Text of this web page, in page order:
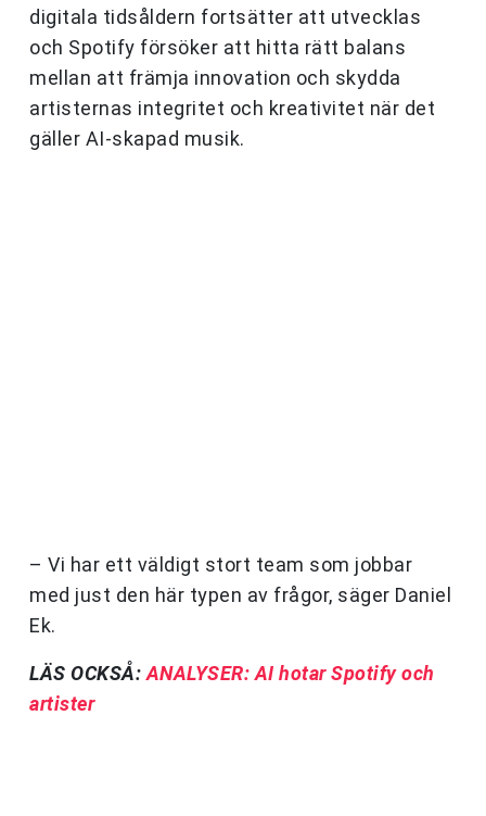
digitala tidsåldern fortsätter att utvecklas
och Spotify försöker att hitta rätt balans
mellan att främja innovation och skydda
artisternas integritet och kreativitet när det
gäller AI-skapad musik.
– Vi har ett väldigt stort team som jobbar
med just den här typen av frågor, säger Daniel
Ek.
LÄS OCKSÅ:ANALYSER: AI hotar Spotify och
artister